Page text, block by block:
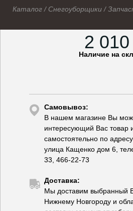
Каталог/ Снегоуборщики/
2 010
Наличие на
Самовывоз:
В нашем магазине Вы
интересующий Вас товар
самостоятельно по
улица Кащенко дом 6,
33, 466-22-73
Доставка:
Мы доставим выбранный
Нижнему Новгороду и